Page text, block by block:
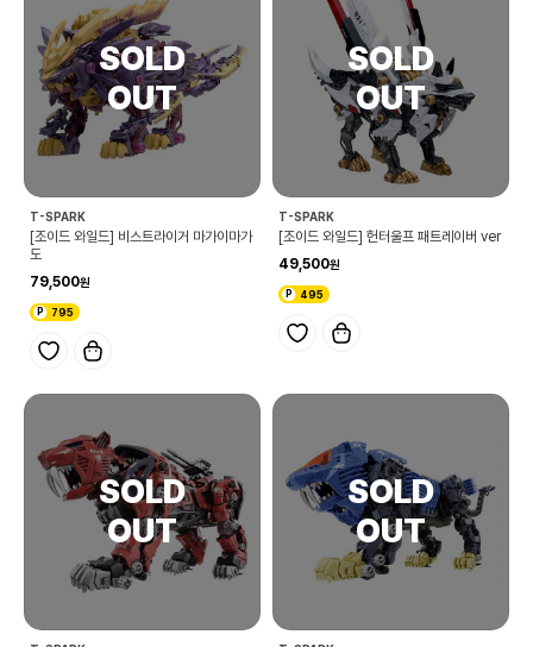
T-SPARK
[조이드 와일드] 비스트라이거 마가이마가
도
79,500
795
T-SPARK
[조이드 와일드] 헌터울프 패트레이버 ver
49,500
495